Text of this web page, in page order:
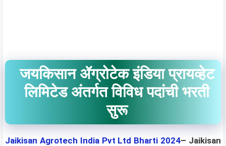
जयकिसान ॲग्रोटेक इंडिया प्रायव्हेट
लिमिटेड अंतर्गत विविध पदांची भरती
सुरू
Jaikisan Agrotech India Pvt Ltd Bharti 2024– Jaikisan